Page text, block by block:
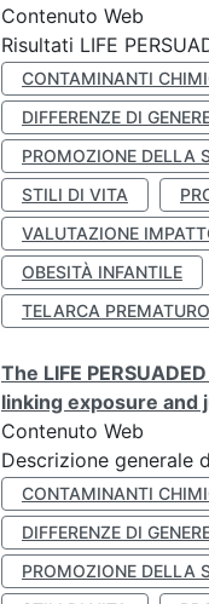
Contenuto Web
Risultati LIFE
CONTAMINANTI
DIFFERENZE DI
PROMOZIONE DELLA
STILI DI VITA
VALUTAZIONE
OBESITÀ INFANTILE
TELARCA PREMATURO
The LIFE
linking exposure and
Contenuto Web
Descrizione generale
CONTAMINANTI
DIFFERENZE DI
PROMOZIONE DELLA